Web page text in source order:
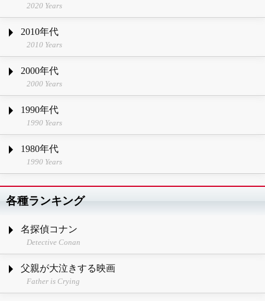
2020 Years
2010年代
2010 Years
2000年代
2000 Years
1990年代
1990 Years
1980年代
1990 Years
各種ランキング
名探偵コナン
Detective Conan
父親が大泣きする映画
Father is Crying